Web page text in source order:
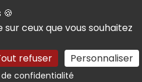
ceux que vous souhaitez
refuser Personnaliser
de confidentialitéRechercher